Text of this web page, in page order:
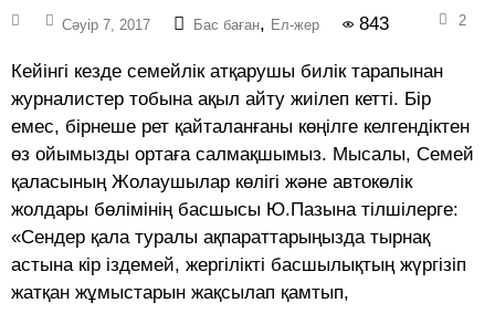
Сәуір 7, 2017 Бас баған, Ел-жер 843 2
Кейінгі кезде семейлік атқарушы билік тарапынан
журналистер тобына ақыл айту жиілеп кетті. Бір
емес, бірнеше рет қайталанғаны көңілге келгендіктен
өз ойымызды ортаға салмақшымыз. Мысалы, Семей
қаласының Жолаушылар көлігі және автокөлік
жолдары бөлімінің басшысы Ю.Пазына тілшілерге:
«Сендер қала туралы ақпараттарыңызда тырнақ
астына кір іздемей, жергілікті басшылықтың жүргізіп
жатқан жұмыстарын жақсылап қамтып,